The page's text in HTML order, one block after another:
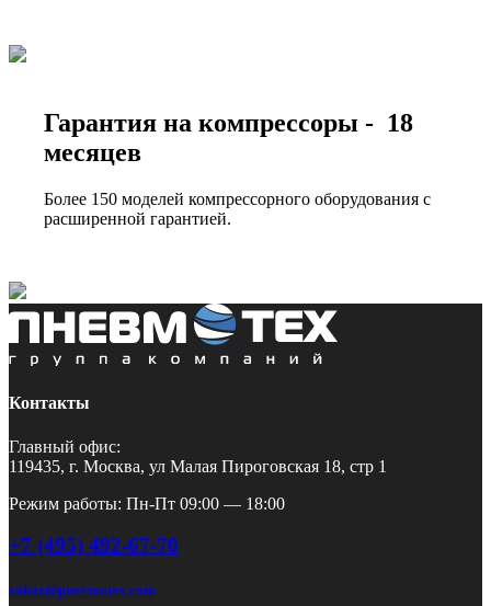
Гарантия на компрессоры - 18
месяцев
Более 150 моделей компрессорного оборудования с
расширенной гарантией.
Контакты
Главный офис:
119435, г. Москва, ул Малая Пироговская 18, стр 1
Режим работы: Пн-Пт 09:00 — 18:00
+7 (495) 492-67-70
zakaz@pnevmotex.com